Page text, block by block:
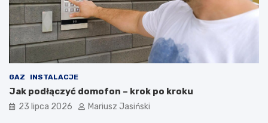
GAZ INSTALACJE
Jak podłączyć domofon – krok po kroku
23 lipca 2026 Mariusz Jasiński